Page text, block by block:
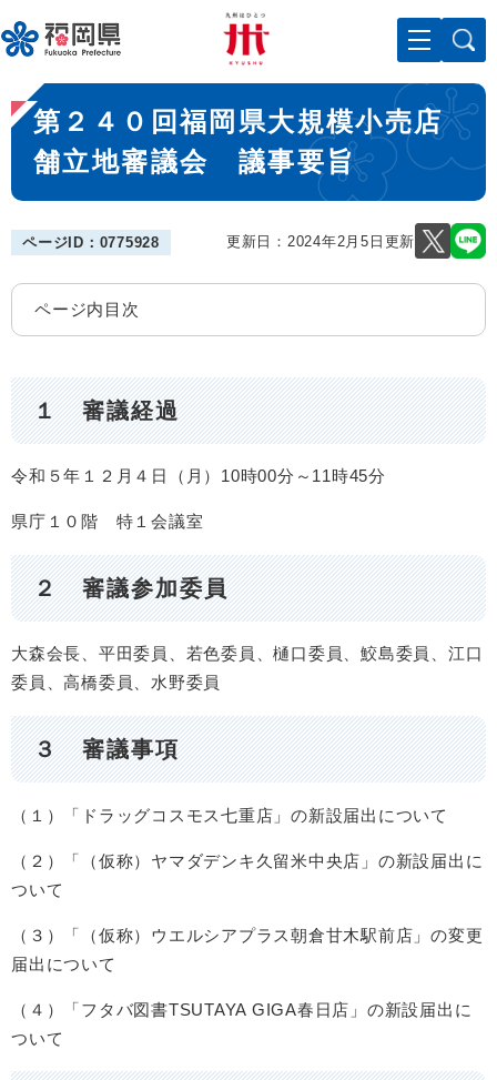
ー
ジ
先
頭
。
メニューを飛ばして本文へ
本
文
第２４０回福岡県大規模小売店
舗立地審議会 議事要旨
ページID：0775928 更新日：2024年2月5日更新
ページ内目次
１ 審議経過
令和５年１２月４日（月）10時00分～11時45分
県庁１０階 特１会議室
２ 審議参加委員
大森会長、平田委員、若色委員、樋口委員、鮫島委員、江口
委員、高橋委員、水野委員
３ 審議事項
（１）「ドラッグコスモス七重店」の新設届出について
（２）「（仮称）ヤマダデンキ久留米中央店」の新設届出に
ついて
（３）「（仮称）ウエルシアプラス朝倉甘木駅前店」の変更
届出について
（４）「フタバ図書TSUTAYA GIGA春日店」の新設届出に
ついて